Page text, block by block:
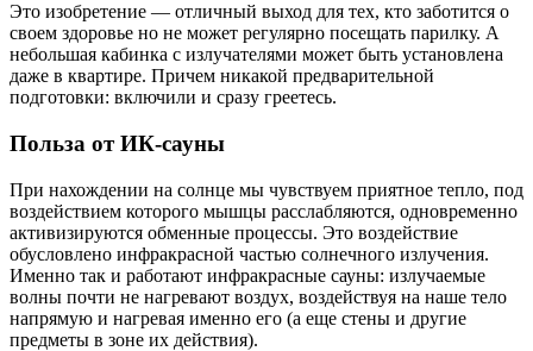
Это изобретение — отличный выход для тех, кто заботится о
своем здоровье но не может регулярно посещать парилку. А
небольшая кабинка с излучателями может быть установлена
даже в квартире. Причем никакой предварительной
подготовки: включили и сразу греетесь.
Польза от ИК-сауны
При нахождении на солнце мы чувствуем приятное тепло, под
воздействием которого мышцы расслабляются, одновременно
активизируются обменные процессы. Это воздействие
обусловлено инфракрасной частью солнечного излучения.
Именно так и работают инфракрасные сауны: излучаемые
волны почти не нагревают воздух, воздействуя на наше тело
напрямую и нагревая именно его (а еще стены и другие
предметы в зоне их действия).